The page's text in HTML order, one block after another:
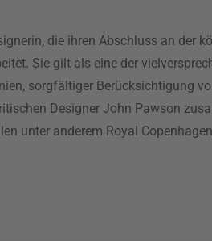
die ihren Abschluss an der
Sie gilt als eine der
sorgfältiger Berücksichtigung
Designer John Pawson
unter anderem Royal